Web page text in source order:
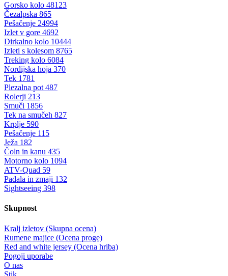
Gorsko kolo 48123
Čezalpska 865
Pešačenje 24994
Izlet v gore 4692
Dirkalno kolo 10444
Izleti s kolesom 8765
Treking kolo 6084
Nordijska hoja 370
Tek 1781
Plezalna pot 487
Rolerji 213
Smuči 1856
Tek na smučeh 827
Krplje 590
Pešačenje 115
Ježa 182
Čoln in kanu 435
Motorno kolo 1094
ATV-Quad 59
Padala in zmaji 132
Sightseeing 398
Skupnost
Kralj izletov (Skupna ocena)
Rumene majice (Ocena proge)
Red and white jersey (Ocena hriba)
Pogoji uporabe
O nas
Stik